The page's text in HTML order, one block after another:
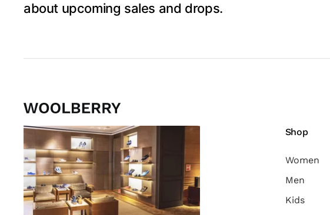
about upcoming sales and drops.
Shop
Women
Men
Kids